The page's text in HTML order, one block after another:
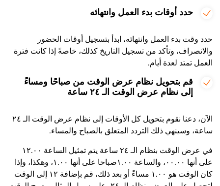
حدد أوقات بدء العمل وانتهائه
حدد وقت بدء العمل وانتهائه، ابدأ بتسجيل أوقات الحضور
والانصراف، وتأكد من تسجيل التاريخ كذلك، خاصةً إذا كانت فترة
العمل تمتد لعدة أيام.
قم بتحويل نظام عرض الوقت من صباحًا ومساءً
إلى نظام عرض الوقت الـ ۲٤ ساعة
الآن، دعنا نقوم بتحويل كل الأوقات إلى نظام عرض الوقت الـ ۲٤
ساعة، وسينهي ذلك التردد المتعلق بالصباح والمساء.
في عرض الوقت بنظام الـ ۲٤ ساعة يتم تمثيل الساعة ۱۲.۰۰
على أنها ۰۰.۰۰، والساعة ۱.۰۰صباحا على أنها ۱.۰۰، وهكذا، وإذا
كان الوقت هو ۱.۰۰ مساءً أو بعد ذلك، قم بإضافة ۱۲ إلى الوقت